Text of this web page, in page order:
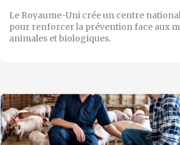
Le Royaume-Uni crée un centre
pour renforcer la prévention face aux
animales et biologiques.